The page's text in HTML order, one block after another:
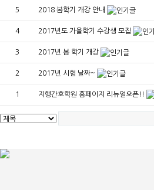
5 2018 봄학기 개강 안내
4 2017년도 가을학기 수강생 모집
3 2017년 봄 학기 개강
2 2017년 시험 날짜~
1 지행간호학원 홈페이지 리뉴얼오픈!!